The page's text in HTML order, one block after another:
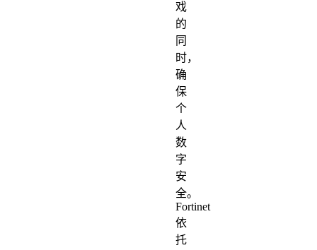
戏
的
同
时，
确
保
个
人
数
字
安
全。
Fortinet
依
托